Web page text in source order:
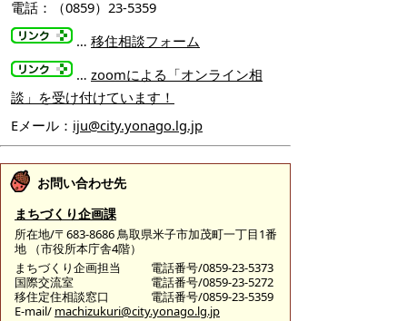
電話：（0859）23-5359
… 移住相談フォーム
… zoomによる「オンライン相
談」を受け付けています！
Eメール： iju@city.yonago.lg.jp
お問い合わせ先
まちづくり企画課
所在地/〒683-8686 鳥取県米子市加茂町一丁目1番
地 （市役所本庁舎4階）
まちづくり企画担当
電話番号/0859-23-5373
国際交流室
電話番号/0859-23-5272
移住定住相談窓口
電話番号/0859-23-5359
E-mail/ machizukuri@city.yonago.lg.jp